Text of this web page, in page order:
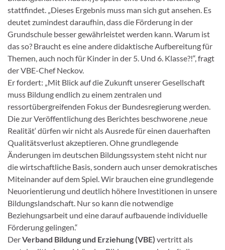
stattfindet. „Dieses Ergebnis muss man sich gut ansehen. Es
deutet zumindest daraufhin, dass die Förderung in der
Grundschule besser gewährleistet werden kann. Warum ist
das so? Braucht es eine andere didaktische Aufbereitung für
Themen, auch noch für Kinder in der 5. Und 6. Klasse?!“, fragt
der VBE-Chef Neckov.
Er fordert: „Mit Blick auf die Zukunft unserer Gesellschaft
muss Bildung endlich zu einem zentralen und
ressortübergreifenden Fokus der Bundesregierung werden.
Die zur Veröffentlichung des Berichtes beschworene ‚neue
Realität‘ dürfen wir nicht als Ausrede für einen dauerhaften
Qualitätsverlust akzeptieren. Ohne grundlegende
Änderungen im deutschen Bildungssystem steht nicht nur
die wirtschaftliche Basis, sondern auch unser demokratisches
Miteinander auf dem Spiel. Wir brauchen eine grundlegende
Neuorientierung und deutlich höhere Investitionen in unsere
Bildungslandschaft. Nur so kann die notwendige
Beziehungsarbeit und eine darauf aufbauende individuelle
Förderung gelingen.“
DerVerband Bildung und Erziehung (VBE) vertritt als